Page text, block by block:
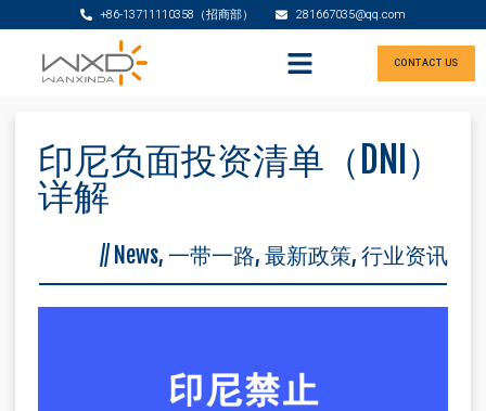
+86-13711110358（招商部） 281667035@qq.com
CONTACT US
印尼负面投资清单（DNI）
详解
// News, 一带一路, 最新政策, 行业资讯